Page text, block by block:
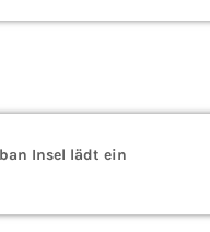
Insel lädt ein